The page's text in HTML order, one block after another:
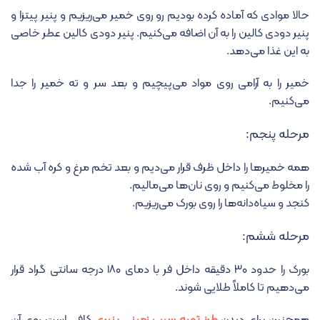
حالا موادی که آماده کرده بودیم رو روی خمیر می‌ریزیم و پنیر پیتزا و
پنیر دودی کالین را به آن اضافه می‌کنیم. پنیر دودی کالین عطر خاصی
به این غذا می‌دهد.
خمیر را به آرامی روی مواد می‌پیچیم و بعد سر و ته خمیر را جدا
می‌کنیم.
مرحله پنجم:
همه خمیرها را داخل ظرف قرار می‌دیم و بعد تخم مرغ و کره آب شده
را مخلوط می‌کنیم و روی نان‌ها می‌مالیم.
کنجد و سیاه‌دانه‌ها را روی بورک می‌ریزیم.
مرحله ششم:
بورک را حدود ۳۰ دقیقه داخل فر با دمای ۱۸۰ درجه سانتی گراد قرار
می‌دهیم تا کاملاً طلایی شوند.